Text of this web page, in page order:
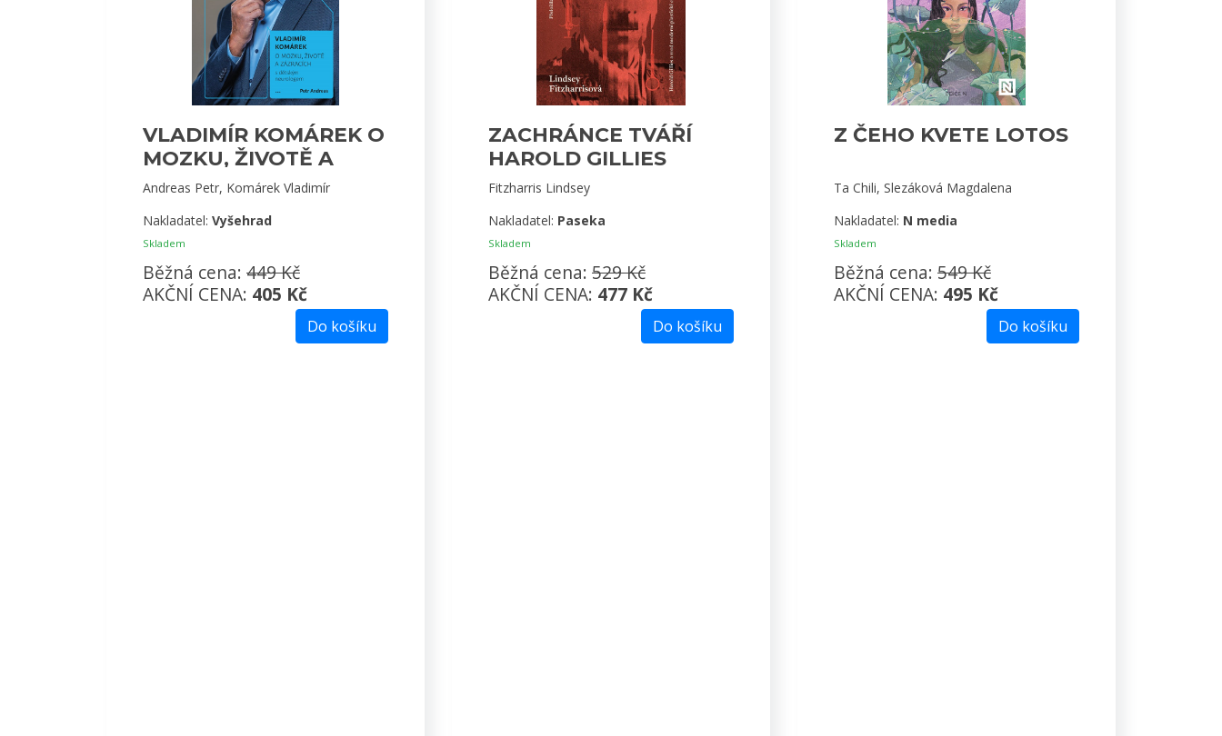
VLADIMÍR KOMÁREK O
MOZKU, ŽIVOTĚ A
ZÁZRACÍCH
Andreas Petr, Komárek Vladimír
Nakladatel: Vyšehrad
Skladem
Běžná cena: 449 Kč
AKČNÍ CENA: 405 Kč
Do košíku
ZACHRÁNCE TVÁŘÍ
HAROLD GILLIES
Fitzharris Lindsey
Nakladatel: Paseka
Skladem
Běžná cena: 529 Kč
AKČNÍ CENA: 477 Kč
Do košíku
Z ČEHO KVETE LOTOS
Ta Chili, Slezáková Magdalena
Nakladatel: N media
Skladem
Běžná cena: 549 Kč
AKČNÍ CENA: 495 Kč
Do košíku